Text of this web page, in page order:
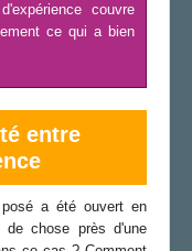
couvre
ce qui a bien
entre
a été ouvert en
chose près d'une